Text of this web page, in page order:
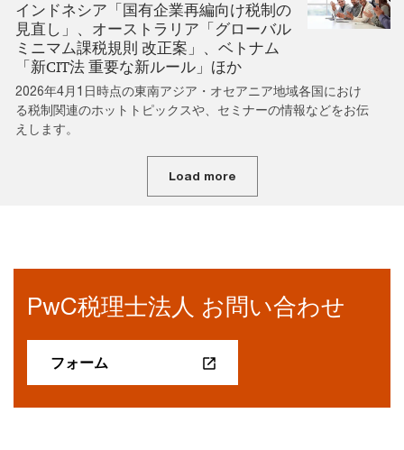
インドネシア「国有企業再編向け税制の
見直し」、オーストラリア「グローバル
ミニマム課税規則 改正案」、ベトナム
「新CIT法 重要な新ルール」ほか
2026年4月1日時点の東南アジア・オセアニア地域各国におけ
る税制関連のホットトピックスや、セミナーの情報などをお伝
えします。
Load more
PwC税理士法人 お問い合わせ
フォーム